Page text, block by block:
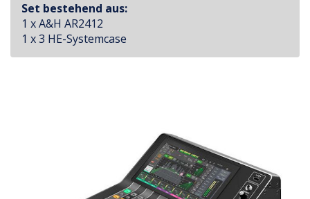
Set bestehend aus:
1 x A&H AR2412
1 x 3 HE-Systemcase